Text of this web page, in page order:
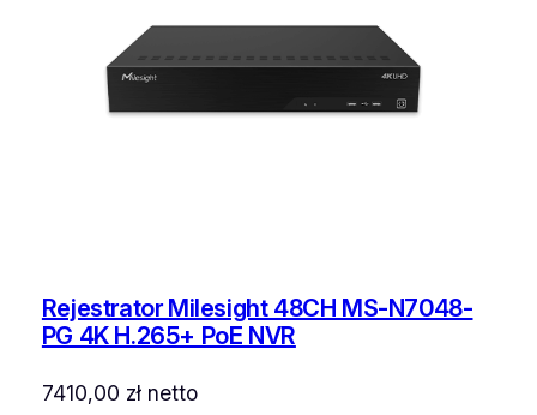
Rejestrator Milesight 48CH MS-N7048-
PG 4K H.265+ PoE NVR
7410,00 złnetto